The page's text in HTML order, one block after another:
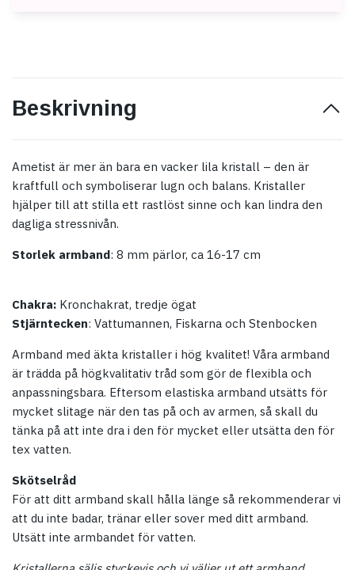
Beskrivning
Ametist är mer än bara en vacker lila kristall – den är
kraftfull och symboliserar lugn och balans. Kristaller
hjälper till att stilla ett rastlöst sinne och kan lindra den
dagliga stressnivån.
Storlek armband: 8 mm pärlor, ca 16-17 cm
Chakra: Kronchakrat, tredje ögat
Stjärntecken: Vattumannen, Fiskarna och Stenbocken
Armband med äkta kristaller i hög kvalitet! Våra armband
är trädda på högkvalitativ tråd som gör de flexibla och
anpassningsbara. Eftersom elastiska armband utsätts för
mycket slitage när den tas på och av armen, så skall du
tänka på att inte dra i den för mycket eller utsätta den för
tex vatten.
Skötselråd
För att ditt armband skall hålla länge så rekommenderar vi
att du inte badar, tränar eller sover med ditt armband.
Utsätt inte armbandet för vatten.